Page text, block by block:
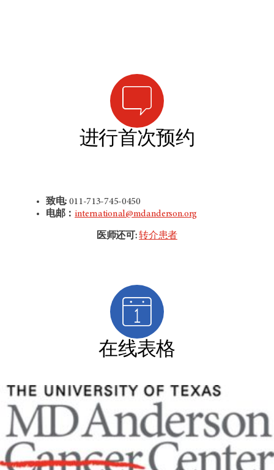
进行首次预约
致电: 011-713-745-0450
电邮： international@mdanderson.org
医师还可:转介患者
在线表格